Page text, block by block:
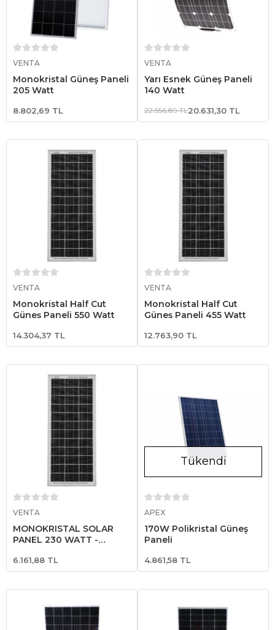
VENTA
Monokristal Güneş Paneli
205 Watt
8.802,69 TL
VENTA
Yarı Esnek Güneş Paneli
140 Watt
22.556,89 TL20.631,30 TL
VENTA
Monokristal Half Cut
Güneş Paneli 550 Watt
14.304,37 TL
VENTA
Monokristal Half Cut
Güneş Paneli 455 Watt
12.763,90 TL
VENTA
MONOKRISTAL SOLAR
PANEL 230 WATT -
6.161,88 TL
Tükendi
APEX
170W Polikristal Güneş
Paneli
4.861,58 TL